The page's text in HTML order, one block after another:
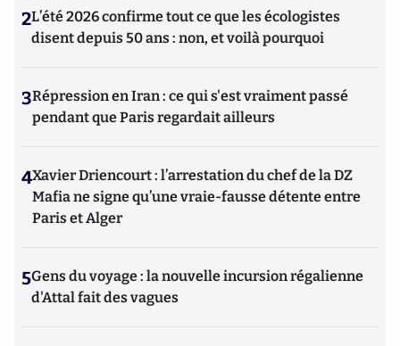
2L’été 2026 confirme tout ce que les écologistes
disent depuis 50 ans : non, et voilà pourquoi
3Répression en Iran : ce qui s'est vraiment passé
pendant que Paris regardait ailleurs
4Xavier Driencourt : l’arrestation du chef de la DZ
Mafia ne signe qu’une vraie-fausse détente entre
Paris et Alger
5Gens du voyage : la nouvelle incursion régalienne
d'Attal fait des vagues